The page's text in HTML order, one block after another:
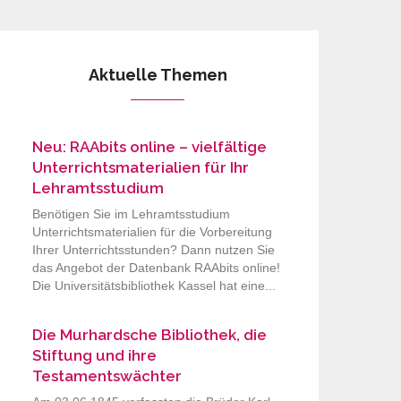
Aktuelle Themen
Neu: RAAbits online – vielfältige
Unterrichtsmaterialien für Ihr
Lehramtsstudium
Benötigen Sie im Lehramtsstudium
Unterrichtsmaterialien für die Vorbereitung
Ihrer Unterrichtsstunden? Dann nutzen Sie
das Angebot der Datenbank RAAbits online!
Die Universitätsbibliothek Kassel hat eine...
Die Murhardsche Bibliothek, die
Stiftung und ihre
Testamentswächter